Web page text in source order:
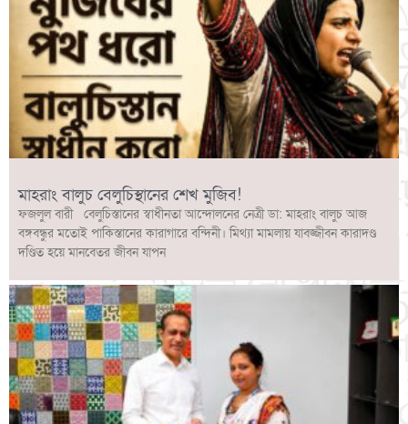
মাহরাং বালুচ বেলুচিস্থানের শেখ মুজিব!
ফজলুল বারী বেলুচিস্তানের স্বাধীনতা আন্দোলনের নেত্রী ডা: মাহরাং বালুচ আজ
বঙ্গবন্ধুর মতোই পাকিস্তানের কারাগারে বন্দিনী। মিথ্যা মামলায় যাবজ্জীবন কারাদণ্ড
দণ্ডিত হয়ে মানবেতর জীবন যাপন